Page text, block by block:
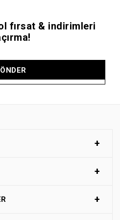
fırsat & indirimleri